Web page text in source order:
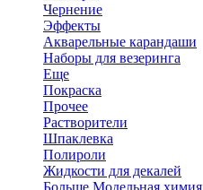
Чернение
Эффекты
Акварельные карандаши
Наборы для везеринга
Еще
Покраска
Прочее
Растворители
Шпаклевка
Полироли
Жидкости для декалей
Больше Модельная химия